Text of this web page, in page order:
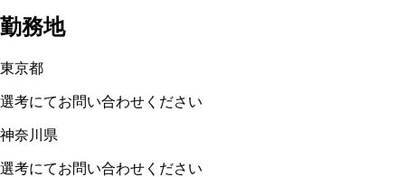
勤務地
東京都
選考にてお問い合わせください
神奈川県
選考にてお問い合わせください